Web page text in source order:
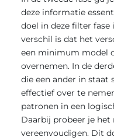
deze informatie
doel in deze filter
verschil is dat het
een minimum model
overnemen. In de
die een ander in staat
effectief over te
patronen in een
Daarbij probeer je
vereenvoudigen. Dit